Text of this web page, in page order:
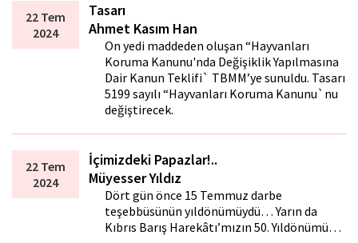
22 Tem
2024
Tasarı
Ahmet Kasım Han
On yedi maddeden oluşan “Hayvanları
Koruma Kanunu'nda Değişiklik Yapılmasına
Dair Kanun Teklifi` TBMM’ye sunuldu. Tasarı
5199 sayılı “Hayvanları Koruma Kanunu`nu
değiştirecek.
22 Tem
2024
İçimizdeki Papazlar!..
Müyesser Yıldız
Dört gün önce 15 Temmuz darbe
teşebbüsünün yıldönümüydü… Yarın da
Kıbrıs Barış Harekâtı’mızın 50. Yıldönümü…